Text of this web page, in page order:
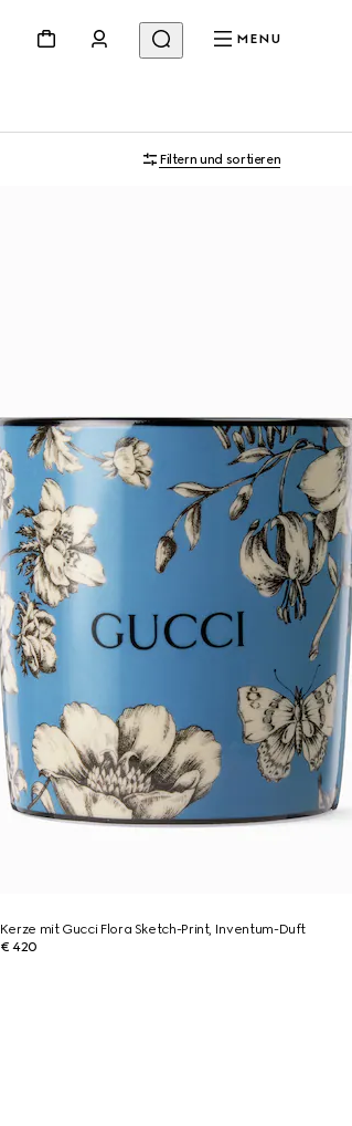
MENU
Filtern und sortieren
Kerze mit Gucci Flora Sketch-Print, Inventum-Duft
€ 420